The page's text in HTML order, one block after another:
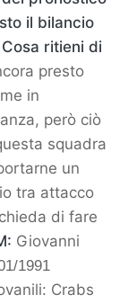
il bilancio
ritieni di
presto
in
però ciò
squadra
un
tra attacco
di fare
Giovanni
1991
Crabs